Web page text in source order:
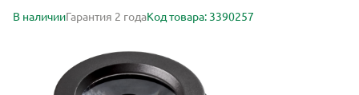
В наличииГарантия 2 годаКод товара: 3390257